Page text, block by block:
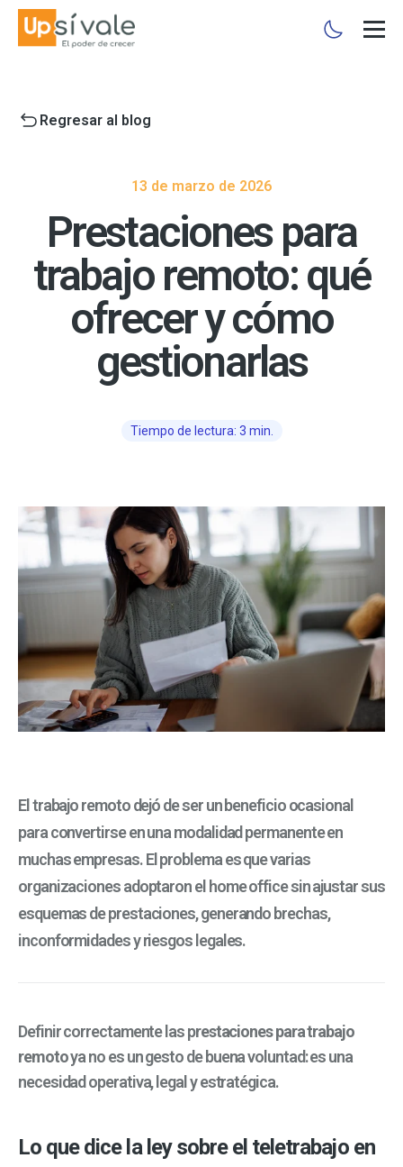
Regresar al blog
13 de marzo de 2026
Prestaciones para
trabajo remoto: qué
ofrecer y cómo
gestionarlas
Tiempo de lectura: 3 min.
El trabajo remoto dejó de ser un beneficio ocasional
para convertirse en una modalidad permanente en
muchas empresas. El problema es que varias
organizaciones adoptaron el home office sin ajustar sus
esquemas de prestaciones, generando brechas,
inconformidades y riesgos legales.
Definir correctamente las prestaciones para trabajo
remotoya no es un gesto de buena voluntad: es una
necesidad operativa, legal y estratégica.
Lo que dice la ley sobre el teletrabajo en